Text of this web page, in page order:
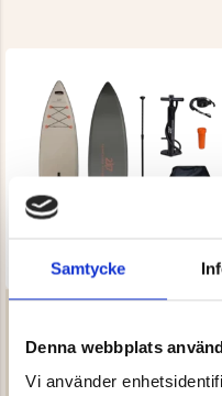
Samtycke
Denna webbplats
Vi använder